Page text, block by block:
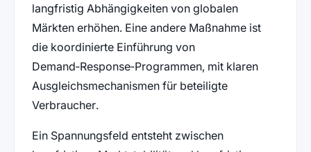
langfristig Abhängigkeiten von globalen
Märkten erhöhen. Eine andere Maßnahme ist
die koordinierte Einführung von
Demand‑Response‑Programmen, mit klaren
Ausgleichsmechanismen für beteiligte
Verbraucher.
Ein Spannungsfeld entsteht zwischen